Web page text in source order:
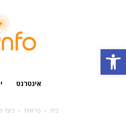
Open toolbar
אינטרנט
בית בריאות כיצד